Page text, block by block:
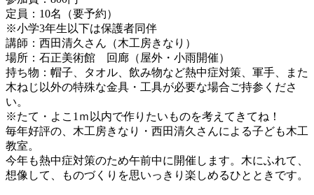
定員：10名（要予約）
※小学3年生以下は保護者同伴
講師：西田清久さん（木工房きなり）
場所：石正美術館 回廊（屋外・小雨開催）
持ち物：帽子、タオル、飲み物など熱中症対策、軍手、また
木ねじ以外の特殊な金具・工具が必要な場合ご持参くださ
い。
※たて・よこ1ｍ以内で作りたいものを考えてきてね！
毎年好評の、木工房きなり・西田清久さんによる子ども木工
教室。
今年も熱中症対策のため午前中に開催します。木にふれて、
想像して、ものづくりを思いっきり楽しめるひとときです。